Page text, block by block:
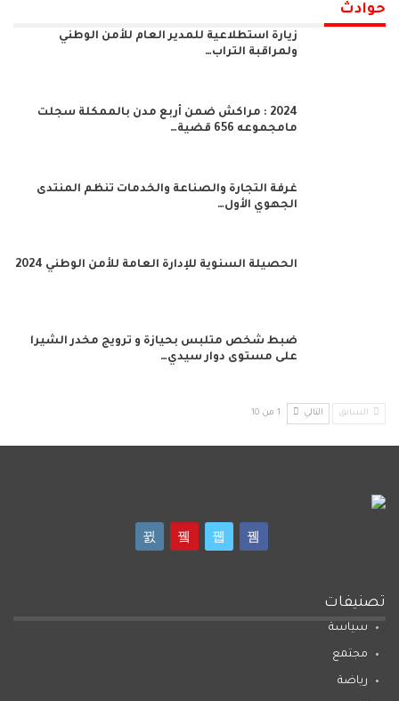
حوادث
زيارة استطلاعية للمدير العام للأمن الوطني
ولمراقبة التراب…
2024 : مراكش ضمن أربع مدن بالممكلة سجلت
مامجموعه 656 قضية…
غرفة التجارة والصناعة والخدمات تنظم المنتدى
الجهوي الأول…
الحصيلة السنوية للإدارة العامة للأمن الوطني 2024
ضبط شخص متلبس بحيازة و ترويج مخدر الشيرا
على مستوى دوار سيدي…
السابق التالي 1 من 10
تصنيفات
سياسة
مجتمع
رياضة